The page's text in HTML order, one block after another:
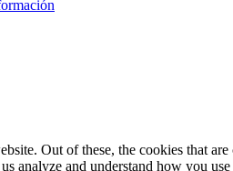
Out of these, the cookies that
analyze and understand how you